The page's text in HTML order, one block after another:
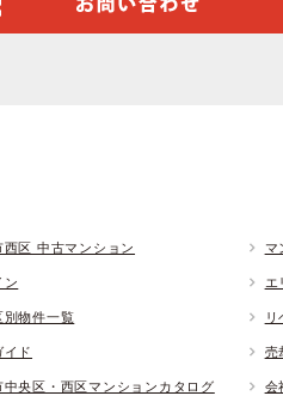
西区 中古マンション マ
ン エ
別物件一覧
イド 売
中央区・西区マンションカタログ 会